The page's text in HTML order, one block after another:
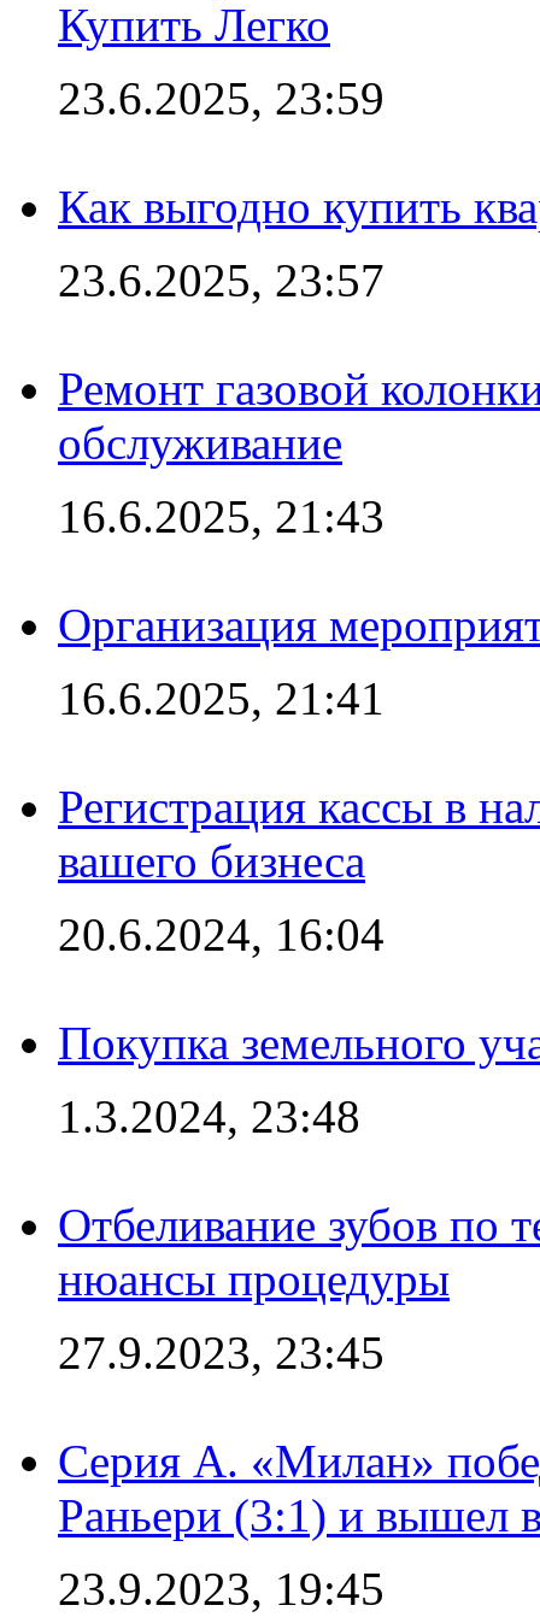
Купить Легко
23.6.2025, 23:59
Как выгодно купить
23.6.2025, 23:57
Ремонт газовой
обслуживание
16.6.2025, 21:43
Организация
16.6.2025, 21:41
Регистрация кассы в
вашего бизнеса
20.6.2024, 16:04
Покупка земельного
1.3.2024, 23:48
Отбеливание зубов по
нюансы процедуры
27.9.2023, 23:45
Серия А. «Милан»
Раньери (3:1) и вышел
23.9.2023, 19:45